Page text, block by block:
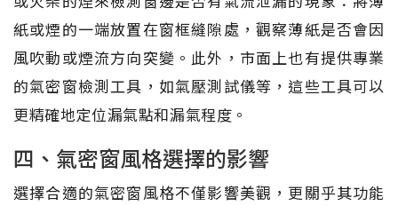
紙或煙的一端放置在窗框縫隙處，觀察薄紙是否會因
風吹動或煙流方向突變。此外，市面上也有提供專業
的氣密窗檢測工具，如氣壓測試儀等，這些工具可以
更精確地定位漏氣點和漏氣程度。
四、氣密窗風格選擇的影響
選擇合適的氣密窗風格不僅影響美觀，更關乎其功能